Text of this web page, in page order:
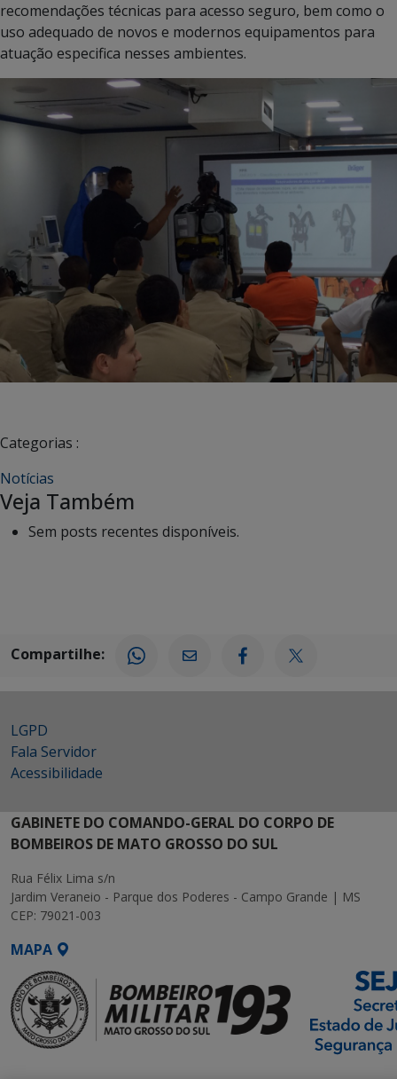
recomendações técnicas para acesso seguro, bem como o
uso adequado de novos e modernos equipamentos para
atuação especifica nesses ambientes.
Categorias :
Notícias
Veja Também
Sem posts recentes disponíveis.
Compartilhe:
LGPD
Fala Servidor
Acessibilidade
GABINETE DO COMANDO-GERAL DO CORPO DE
BOMBEIROS DE MATO GROSSO DO SUL
Rua Félix Lima s/n
Jardim Veraneio - Parque dos Poderes - Campo Grande | MS
CEP: 79021-003
MAPA